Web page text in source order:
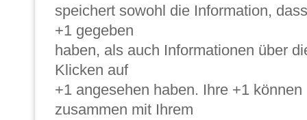
speichert sowohl die Information,
+1 gegeben
haben, als auch Informationen über
Klicken auf
+1 angesehen haben. Ihre +1
zusammen mit Ihrem